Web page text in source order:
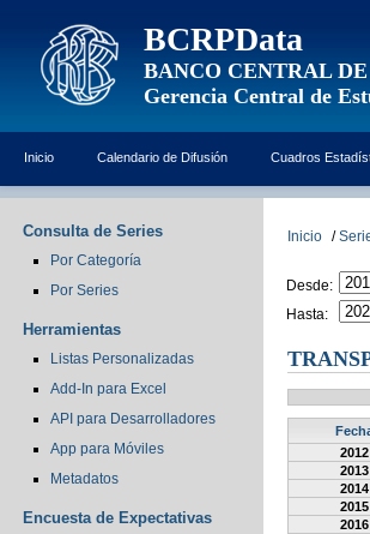
BCRPData
BANCO CENTRAL
Gerencia Central de
Inicio Calendario de Difusión Cuadros
Consulta de Series
Por Categoría
Por Series
Herramientas
Listas Personalizadas
Add-In para Excel
API para Desarrolladores
App para Móviles
Metadatos
Encuesta de Expectativas
Inicio /
Desde:
Hasta:
2012
2013
2014
2015
2016